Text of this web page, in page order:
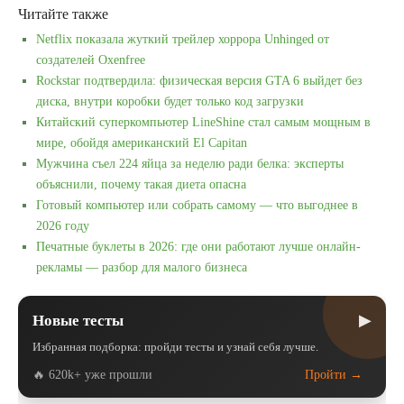
Читайте также
Netflix показала жуткий трейлер хоррора Unhinged от
создателей Oxenfree
Rockstar подтвердила: физическая версия GTA 6 выйдет без
диска, внутри коробки будет только код загрузки
Китайский суперкомпьютер LineShine стал самым мощным в
мире, обойдя американский El Capitan
Мужчина съел 224 яйца за неделю ради белка: эксперты
объяснили, почему такая диета опасна
Готовый компьютер или собрать самому — что выгоднее в
2026 году
Печатные буклеты в 2026: где они работают лучше онлайн-
рекламы — разбор для малого бизнеса
Новые тесты ▶
Избранная подборка: пройди тесты и узнай себя лучше.
🔥 620k+ уже прошли Пройти →